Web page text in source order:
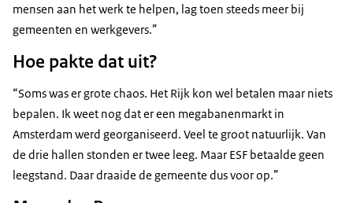
mensen aan het werk te helpen, lag toen steeds meer bij
gemeenten en werkgevers.”
Hoe pakte dat uit?
“Soms was er grote chaos. Het Rijk kon wel betalen maar niets
bepalen. Ik weet nog dat er een megabanenmarkt in
Amsterdam werd georganiseerd. Veel te groot natuurlijk. Van
de drie hallen stonden er twee leeg. Maar ESF betaalde geen
leegstand. Daar draaide de gemeente dus voor op.”